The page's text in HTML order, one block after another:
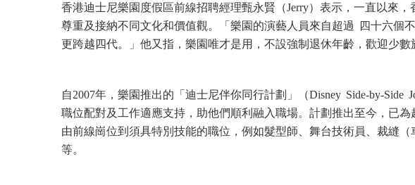
香港迪士尼樂園度假區前線招聘經理甄永賢（Jerry）表示，一直以來
尊重及接納不同文化和價值觀。「樂園的演藝人員來自超過 四十六個
更跨越四代。」他又指，樂園唯才是用，不設強制退休年齡，歡迎少數
自2007年，樂園推出的「迪士尼伴你同行計劃」（Disney Side-by-Side
職位配對及工作適應支持，助他們順利融入職場。計劃推出至今，已
由前線崗位到須具特別技能的職位，例如髮型師、舞台技術員、裁縫（
等。